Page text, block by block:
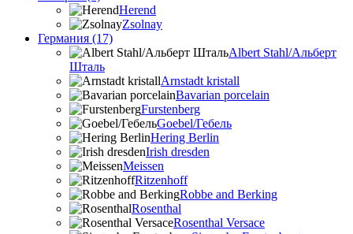
Herend
Zsolnay
Германия (17)
Albert Stahl/Альбеpт
Шталь
Arnstadt kristall
Bavarian porcelain
Furstenberg
Goebel/Гебель
Hering Berlin
Irish dresden
Meissen
Ritzenhoff
Robbe and Berking
Rosenthal
Rosenthal Versace